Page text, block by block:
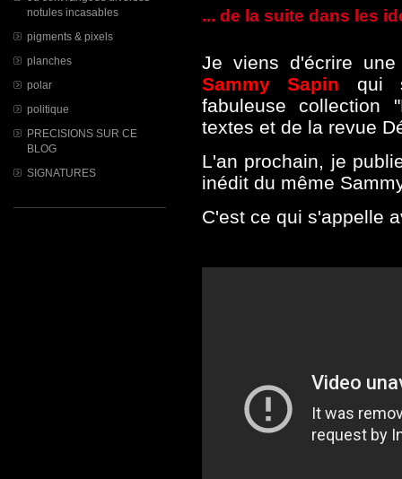
notules incasables
pigments & pixels
planches
polar
politique
PRECISIONS SUR CE
BLOG
SIGNATURES
... de la suite dans les
Je viens d'écrire
Sammy Sapin
qui
fabuleuse collection
textes et de la revue
L'an prochain, je
inédit du même
C'est ce qui s'appelle